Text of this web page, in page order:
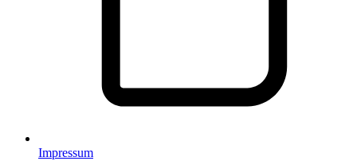
Impressum